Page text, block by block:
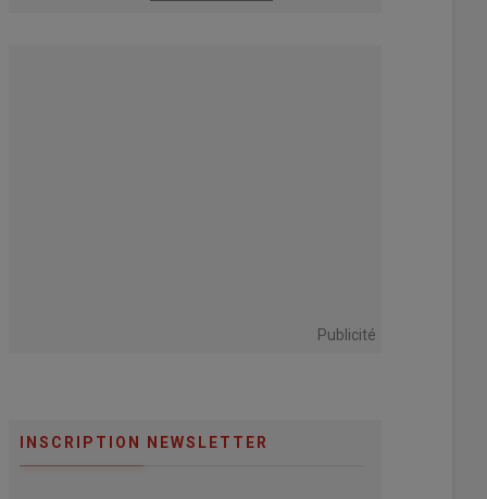
Publicité
INSCRIPTION NEWSLETTER